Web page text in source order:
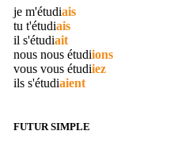
je m'étudiais
tu t'étudiais
il s'étudiait
nous nous étudiions
vous vous étudiiez
ils s'étudiaient
FUTUR SIMPLE